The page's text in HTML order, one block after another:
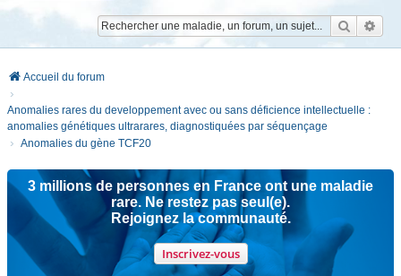
Accueil du forum
Anomalies rares du developpement avec ou sans déficience intellectuelle :
anomalies génétiques ultrarares, diagnostiquées par séquençage
Anomalies du gène TCF20
3 millions de personnes en France ont une maladie
rare. Ne restez pas seul(e).
Rejoignez la communauté.
Inscrivez-vous